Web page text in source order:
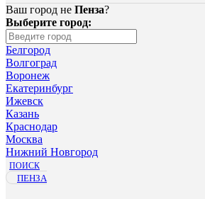
Ваш город не Пенза?
Выберите город:
Белгород
Волгоград
Воронеж
Екатеринбург
Ижевск
Казань
Краснодар
Москва
Нижний Новгород
ПОИСК
ПЕНЗА